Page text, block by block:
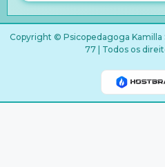
Copyright © Psicopedagoga Kamilla
77 | Todos os